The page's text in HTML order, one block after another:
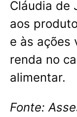
Cláudia de
aos
e às ações
renda no
alimentar.
Fonte: